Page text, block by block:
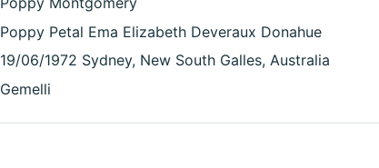
Poppy Petal Ema Elizabeth Deveraux Donahue
19/06/1972 Sydney, New South Galles, Australia
Gemelli